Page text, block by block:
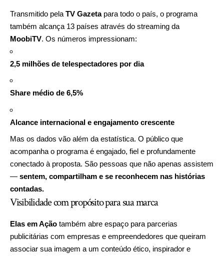
Transmitido pela TV Gazetapara todo o país, o programa
também alcança 13 países através do streaming da
MoobiTV. Os números impressionam:
2,5 milhões de telespectadores por dia
Share médio de 6,5%
Alcance internacional e engajamento crescente
Mas os dados vão além da estatística. O público que
acompanha o programa é engajado, fiel e profundamente
conectado à proposta. São pessoas que não apenas assistem
— sentem, compartilham e se reconhecem nas histórias
contadas.
Visibilidade com propósito para sua marca
Elas em Ação também abre espaço para parcerias
publicitárias com empresas e empreendedores que queiram
associar sua imagem a um conteúdo ético, inspirador e